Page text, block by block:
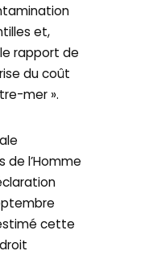
et,
rapport de
du coût
mer ».
l’Homme
cette